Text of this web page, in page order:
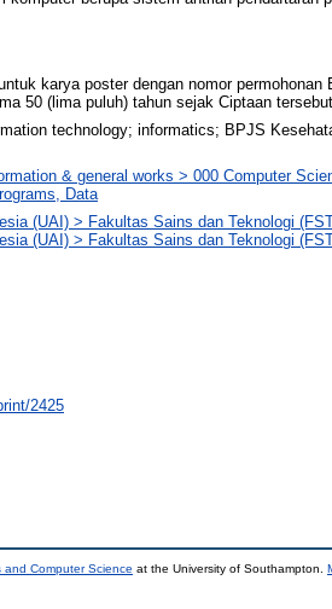
karya poster dengan nomor permohonan
50 (lima puluh) tahun sejak Ciptaan
technology; informatics; BPJS
& general works > 000 Computer
Data
(UAI) > Fakultas Sains dan Teknologi
(UAI) > Fakultas Sains dan Teknologi
2425
Computer Science at the University of Southampton.